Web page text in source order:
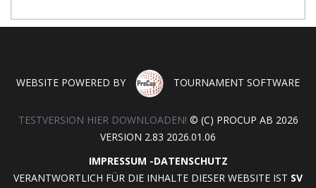
WEBSITE POWERED BY TOURNAMENT SOFTWARE
TESTVERSION HIER DOWNLOADEN! © (C) PROCUP AB 2026
VERSION 2.83 2026.01.06
IMPRESSUM -DATENSCHUTZ
VERANTWORTLICH FÜR DIE INHALTE DIESER WEBSITE IST SV